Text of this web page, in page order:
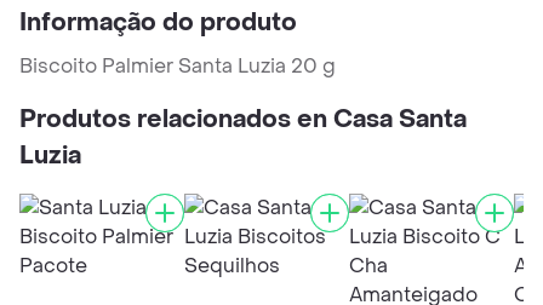
Informação do produto
Biscoito Palmier Santa Luzia 20 g
Produtos relacionados en Casa Santa
Luzia